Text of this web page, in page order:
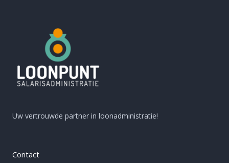
Uw vertrouwde partner in loonadministratie!
Contact